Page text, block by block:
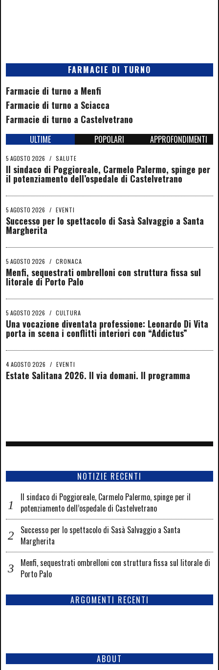
FARMACIE DI TURNO
Farmacie di turno a Menfi
Farmacie di turno a Sciacca
Farmacie di turno a Castelvetrano
ULTIME POPOLARI APPROFONDIMENTI
5 AGOSTO 2026 / SALUTE
Il sindaco di Poggioreale, Carmelo Palermo, spinge per
il potenziamento dell’ospedale di Castelvetrano
5 AGOSTO 2026 / EVENTI
Successo per lo spettacolo di Sasà Salvaggio a Santa
Margherita
5 AGOSTO 2026 / CRONACA
Menfi, sequestrati ombrelloni con struttura fissa sul
litorale di Porto Palo
5 AGOSTO 2026 / CULTURA
Una vocazione diventata professione: Leonardo Di Vita
porta in scena i conflitti interiori con “Addictus”
4 AGOSTO 2026 / EVENTI
Estate Salitana 2026. Il via domani. Il programma
NOTIZIE RECENTI
Il sindaco di Poggioreale, Carmelo Palermo, spinge per il
potenziamento dell’ospedale di Castelvetrano
Successo per lo spettacolo di Sasà Salvaggio a Santa
Margherita
Menfi, sequestrati ombrelloni con struttura fissa sul litorale di
Porto Palo
ARGOMENTI RECENTI
ABOUT